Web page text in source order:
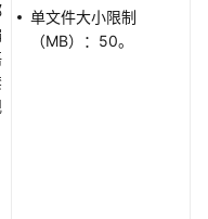
单文件大小限制
（MB）：50。